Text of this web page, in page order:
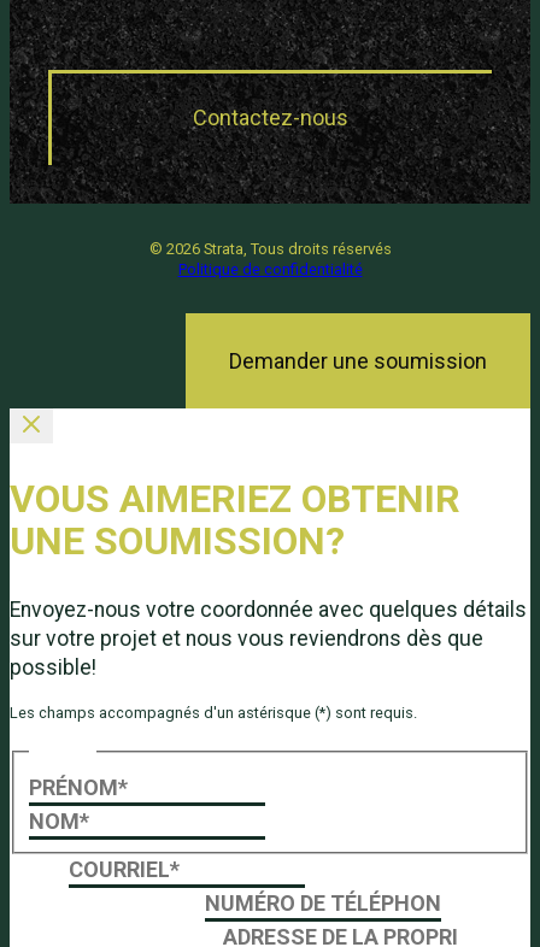
Contactez-nous
© 2026 Strata, Tous droits réservés
Politique de confidentialité
Demander une soumission
VOUS AIMERIEZ OBTENIR
UNE SOUMISSION?
Envoyez-nous votre coordonnée avec quelques détails
sur votre projet et nous vous reviendrons dès que
possible!
Les champs accompagnés d'un astérisque (*) sont requis.